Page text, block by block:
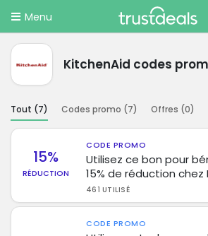
Menu
KitchenAid codes
Tout (7) Codes promo (7) Offres (0)
15%
RÉDUCTION
CODE PROMO
Utilisez ce bon pour
15% de réduction chez
461 UTILISÉ
CODE PROMO